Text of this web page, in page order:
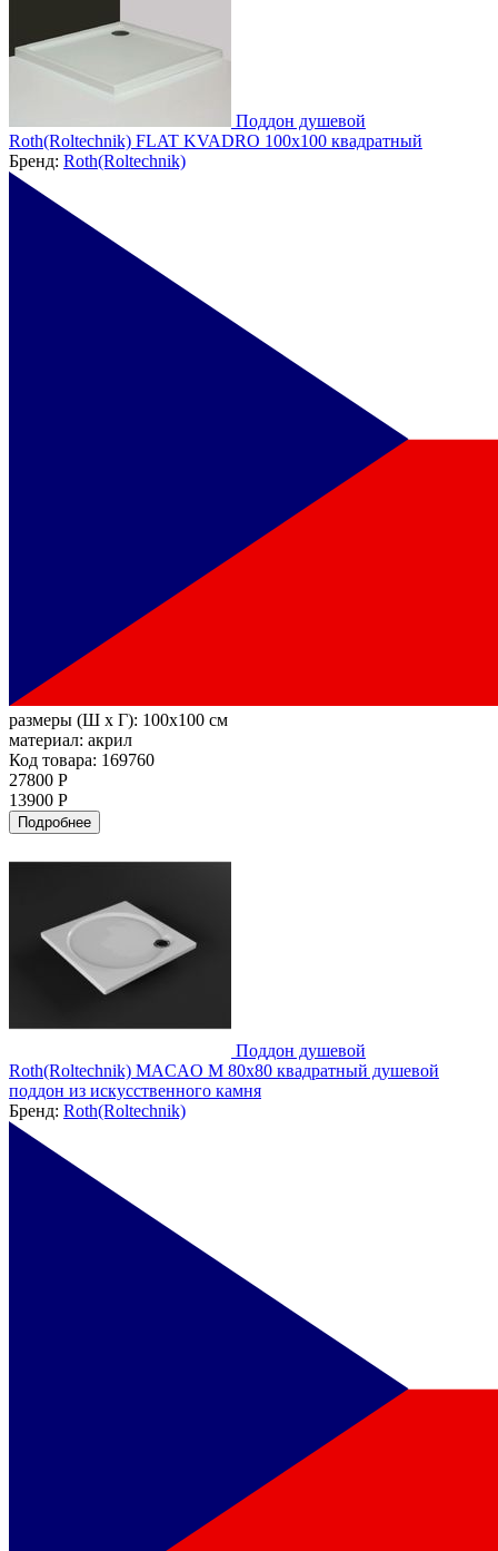
Поддон душевой
Roth(Roltechnik) FLAT KVADRO 100х100 квадратный
Бренд: Roth(Roltechnik)
размеры (Ш х Г): 100x100 см
материал: акрил
Код товара: 169760
27800 Р
13900 Р
Подробнее
Поддон душевой
Roth(Roltechnik) MACAO M 80x80 квадратный душевой
поддон из искусственного камня
Бренд: Roth(Roltechnik)